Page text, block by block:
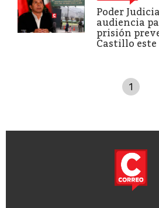
Poder
audiencia
prisión
Castillo
1